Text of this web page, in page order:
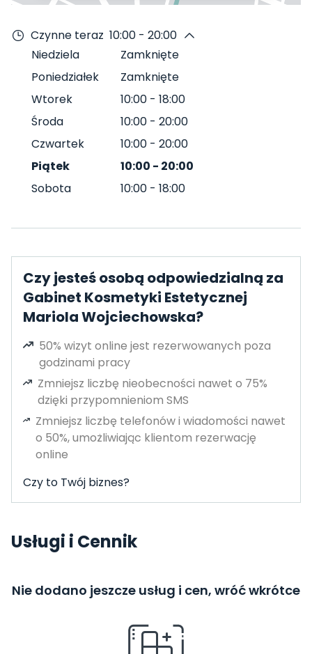
Czynne teraz 10:00 - 20:00
Niedziela
Zamknięte
Poniedziałek
Zamknięte
Wtorek
10:00 - 18:00
Środa
10:00 - 20:00
Czwartek
10:00 - 20:00
Piątek
10:00 - 20:00
Sobota
10:00 - 18:00
Czy jesteś osobą odpowiedzialną za
Gabinet Kosmetyki Estetycznej
Mariola Wojciechowska?
50% wizyt online jest rezerwowanych poza
godzinami pracy
Zmniejsz liczbę nieobecności nawet o 75%
dzięki przypomnieniom SMS
Zmniejsz liczbę telefonów i wiadomości nawet
o 50%, umożliwiając klientom rezerwację
online
Czy to Twój biznes?
Usługi i Cennik
Nie dodano jeszcze usług i cen, wróć wkrótce